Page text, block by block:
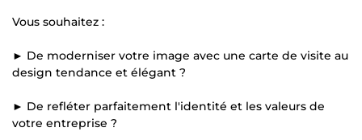
Vous souhaitez :
► De moderniser votre image avec une carte de visite au
design tendance et élégant ?
► De refléter parfaitement l'identité et les valeurs de
votre entreprise ?